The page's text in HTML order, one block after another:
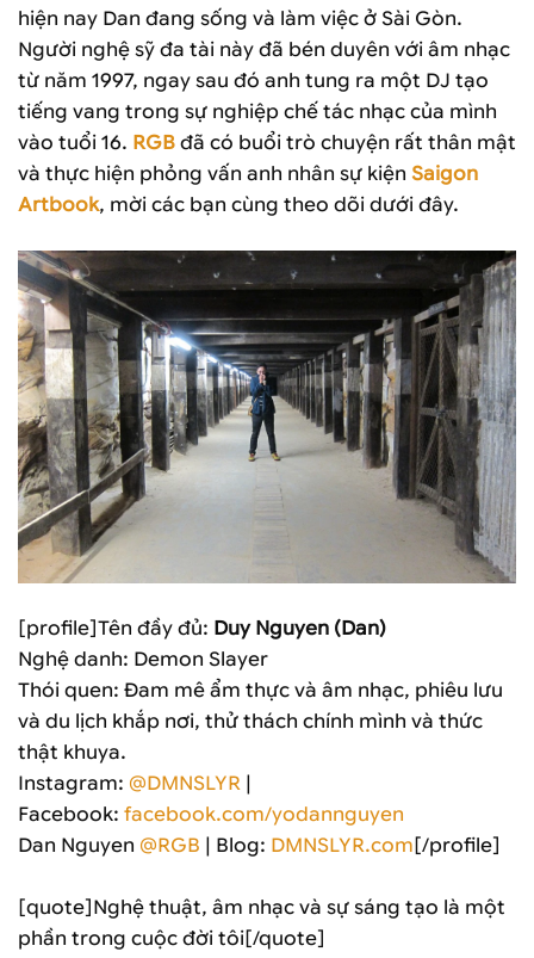
hiện nay Dan đang sống và làm việc ở Sài Gòn.
Người nghệ sỹ đa tài này đã bén duyên với âm nhạc
từ năm 1997, ngay sau đó anh tung ra một DJ tạo
tiếng vang trong sự nghiệp chế tác nhạc của mình
vào tuổi 16. RGB đã có buổi trò chuyện rất thân mật
và thực hiện phỏng vấn anh nhân sự kiện Saigon
Artbook, mời các bạn cùng theo dõi dưới đây.
[profile]Tên đầy đủ: Duy Nguyen (Dan)
Nghệ danh: Demon Slayer
Thói quen: Đam mê ẩm thực và âm nhạc, phiêu lưu
và du lịch khắp nơi, thử thách chính mình và thức
thật khuya.
Instagram: @DMNSLYR |
Facebook: facebook.com/yodannguyen
Dan Nguyen @RGB | Blog: DMNSLYR.com[/profile]
[quote]Nghệ thuật, âm nhạc và sự sáng tạo là một
phần trong cuộc đời tôi[/quote]